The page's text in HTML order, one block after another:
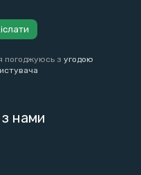
погоджуюсь з угодою
з нами